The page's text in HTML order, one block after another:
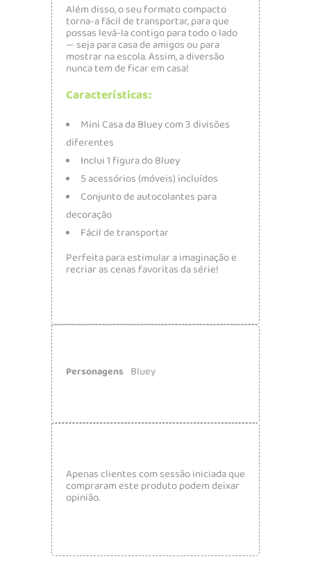
Além disso, o seu formato compacto
torna-a fácil de transportar, para que
possas levá-la contigo para todo o lado
— seja para casa de amigos ou para
mostrar na escola. Assim, a diversão
nunca tem de ficar em casa!
Características:
Mini Casa daBlueycom 3 divisões
diferentes
Inclui 1 figura do Bluey
5 acessórios (móveis) incluídos
Conjunto de autocolantes para
decoração
Fácil de transportar
Perfeita para estimular a imaginação e
recriar as cenas favoritas da série!
Personagens Bluey
Apenas clientes com sessão iniciada que
compraram este produto podem deixar
opinião.